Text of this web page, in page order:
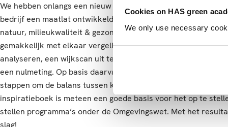
Cookies on HAS green
We only use necessary
We hebben onlangs een nieuw project opgezet: Wijken van de
bedrijf een maatlat ontwikkeld die inzicht geeft in hoe wijken
natuur, milieukwaliteit & gezondheid, energie & mobiliteit en
gemakkelijk met elkaar vergelijken. De informatie hebben
analyseren, een wijkscan uit te voeren en een
een nulmeting. Op basis daarvan is weer een inspiratieboek
stappen om de balans tussen klimaat, maatschappij en
inspiratieboek is meteen een goede basis voor het op te
stellen programma’s onder de Omgevingswet. Met het
slag!